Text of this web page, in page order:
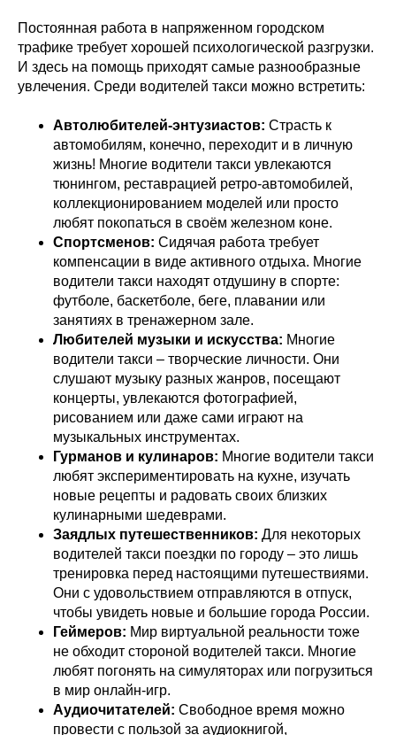
Постоянная работа в напряженном городском
трафике требует хорошей психологической разгрузки.
И здесь на помощь приходят самые разнообразные
увлечения. Среди водителей такси можно встретить:
Автолюбителей-энтузиастов: Страсть к
автомобилям, конечно, переходит и в личную
жизнь! Многие водители такси увлекаются
тюнингом, реставрацией ретро-автомобилей,
коллекционированием моделей или просто
любят покопаться в своём железном коне.
Спортсменов: Сидячая работа требует
компенсации в виде активного отдыха. Многие
водители такси находят отдушину в спорте:
футболе, баскетболе, беге, плавании или
занятиях в тренажерном зале.
Любителей музыки и искусства: Многие
водители такси – творческие личности. Они
слушают музыку разных жанров, посещают
концерты, увлекаются фотографией,
рисованием или даже сами играют на
музыкальных инструментах.
Гурманов и кулинаров: Многие водители такси
любят экспериментировать на кухне, изучать
новые рецепты и радовать своих близких
кулинарными шедеврами.
Заядлых путешественников: Для некоторых
водителей такси поездки по городу – это лишь
тренировка перед настоящими путешествиями.
Они с удовольствием отправляются в отпуск,
чтобы увидеть новые и большие города России.
Геймеров: Мир виртуальной реальности тоже
не обходит стороной водителей такси. Многие
любят погонять на симуляторах или погрузиться
в мир онлайн-игр.
Аудиочитателей: Свободное время можно
провести с пользой за аудиокнигой,